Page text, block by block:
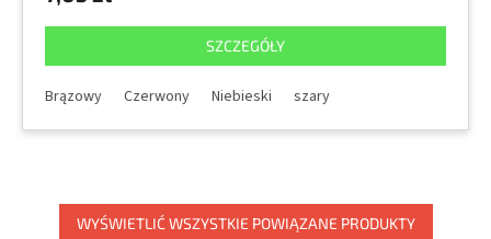
SZCZEGÓŁY
Brązowy Czerwony Niebieski szary
WYŚWIETLIĆ WSZYSTKIE POWIĄZANE PRODUKTY